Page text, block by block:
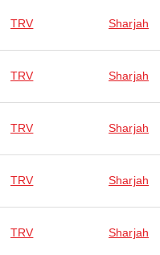
TRV Sharjah
TRV Sharjah
TRV Sharjah
TRV Sharjah
TRV Sharjah